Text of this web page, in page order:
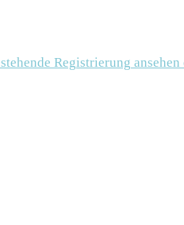
Registrierung ansehen